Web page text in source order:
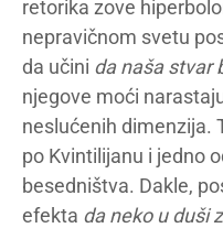
retorika zove
nepravičnom svetu
da učini da naša stvar
njegove moći
neslućenih dimenzija.
po Kvintilijanu i jedno
besedništva. Dakle,
efekta da neko u duši